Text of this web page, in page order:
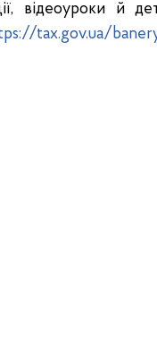
відеоуроки й
tax.gov.ua/